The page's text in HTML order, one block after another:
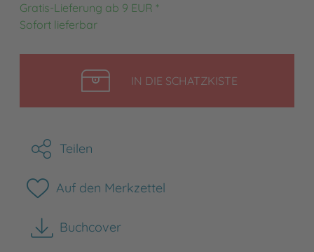
Gratis-Lieferung ab 9 EUR *
Sofort lieferbar
IN DIE SCHATZKISTELEGEN
Teilen
Auf den Merkzettel
Buchcover
herunterladen